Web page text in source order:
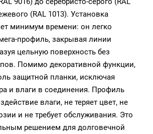
(RAL 1013). Установка
минимум времени: он легко
профиль, закрывая линии
цельную поверхность без
Помимо декоративной функции,
защитной планки, исключая
и влаги в соединения. Профиль
влаги, не теряет цвет, не
и не требует обслуживания. Это
решением для долговечной